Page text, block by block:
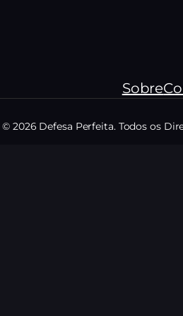
Sobre
© 2026 Defesa Perfeita. Todos os